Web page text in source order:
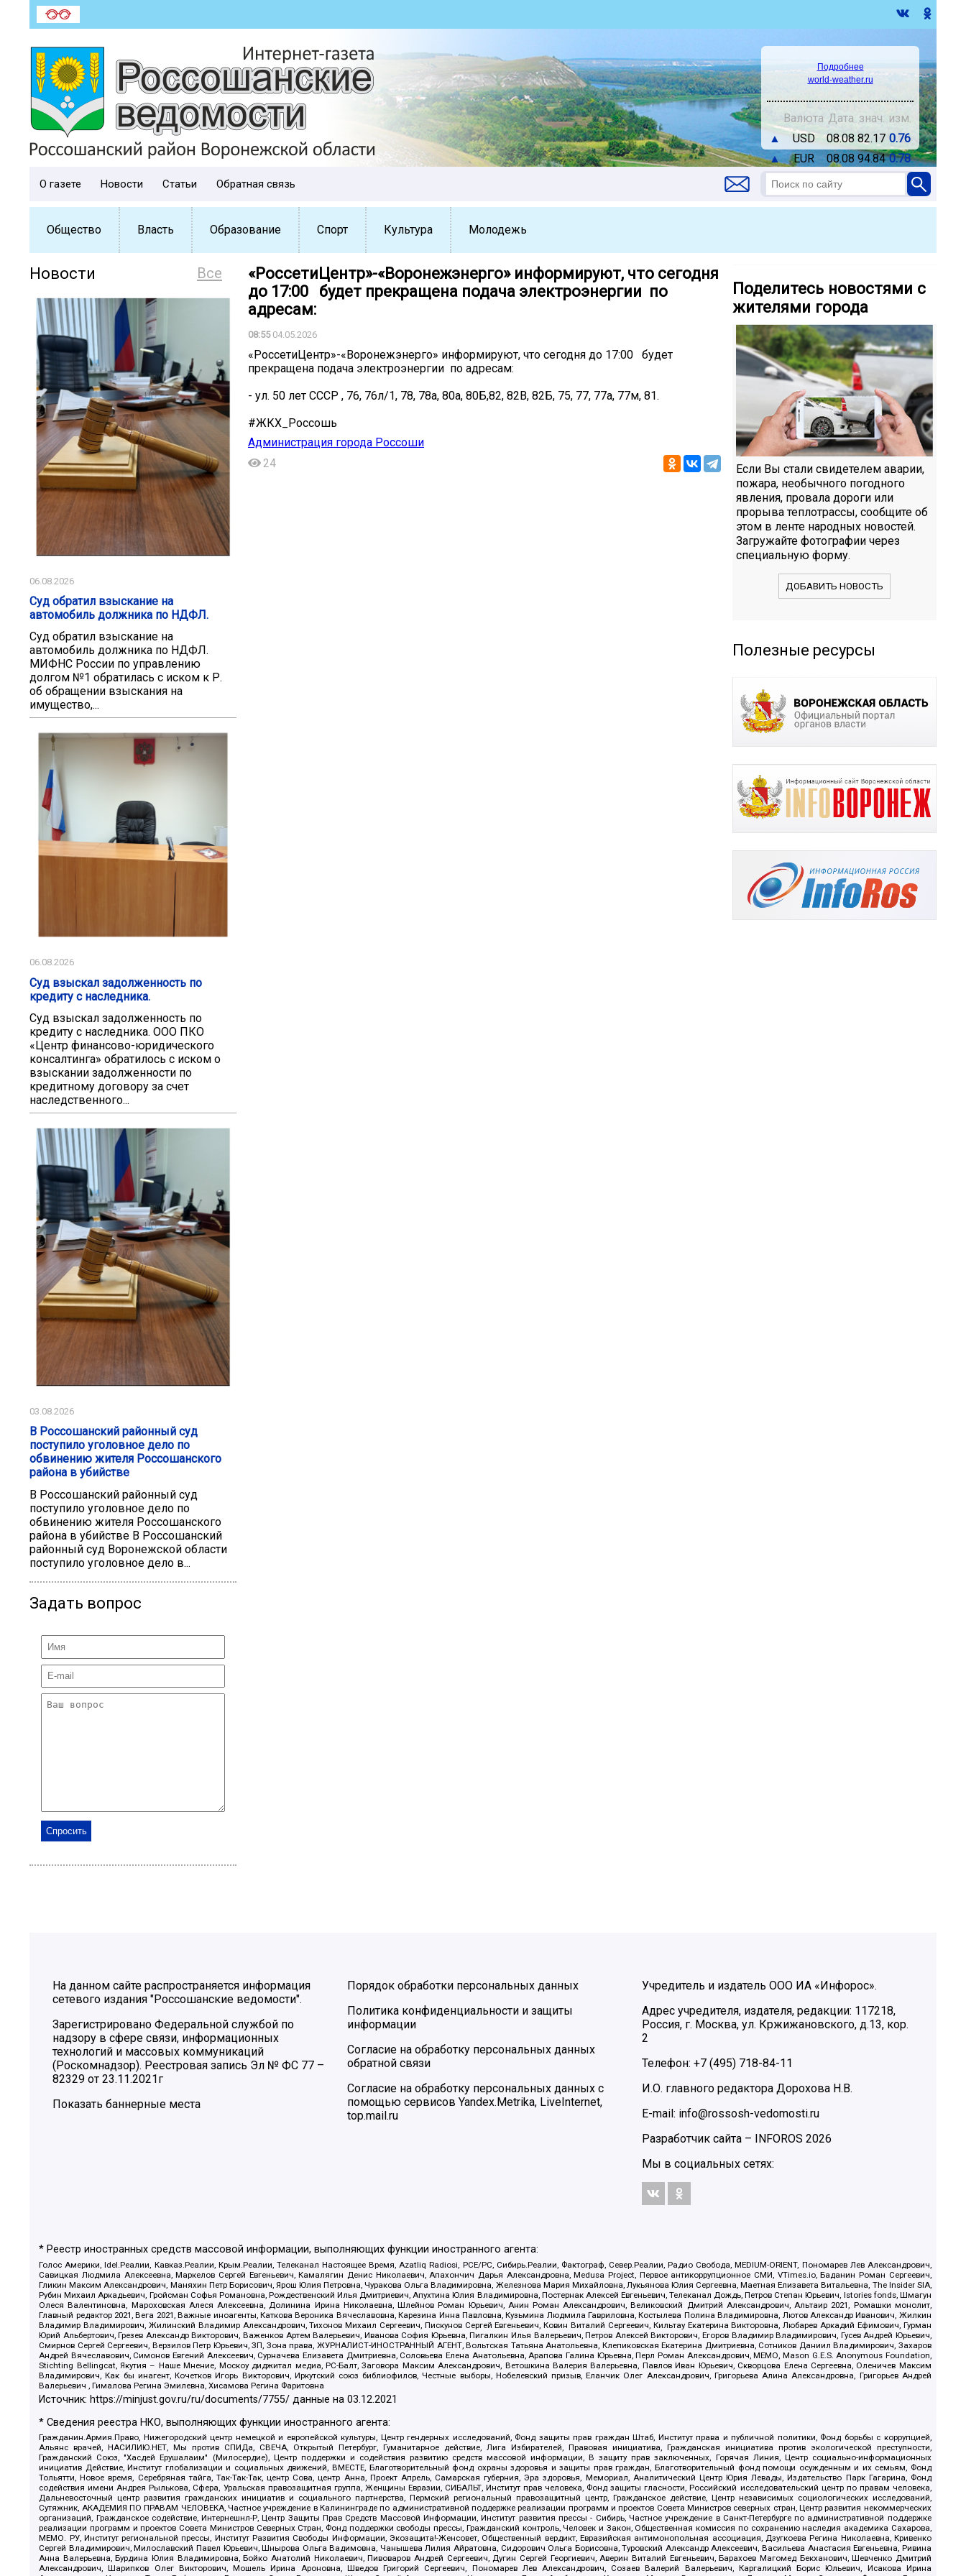
Подробнее
world-weather.ru
Валюта Дата знач. изм.
▲
USD 08.08 82.17 0.76
▲
EUR 08.08 94.84 0.78
О газете Новости Статьи Обратная связь
Общество Власть Образование Спорт Культура Молодежь
Все
Новости
06.08.2026
Суд обратил взыскание на
автомобиль должника по НДФЛ.
Суд обратил взыскание на
автомобиль должника по НДФЛ.
МИФНС России по управлению
долгом №1 обратилась с иском к Р.
об обращении взыскания на
имущество,...
06.08.2026
Суд взыскал задолженность по
кредиту с наследника.
Суд взыскал задолженность по
кредиту с наследника. ООО ПКО
«Центр финансово-юридического
консалтинга» обратилось с иском о
взыскании задолженности по
кредитному договору за счет
наследственного...
03.08.2026
В Россошанский районный суд
поступило уголовное дело по
обвинению жителя Россошанского
района в убийстве
В Россошанский районный суд
поступило уголовное дело по
обвинению жителя Россошанского
района в убийстве В Россошанский
районный суд Воронежской области
поступило уголовное дело в...
Задать вопрос
«РоссетиЦентр»-«Воронежэнерго» информируют, что сегодня
до 17:00 будет прекращена подача электроэнергии по
адресам:
08:5504.05.2026
«РоссетиЦентр»-«Воронежэнерго» информируют, что сегодня до 17:00 будет
прекращена подача электроэнергии по адресам:
- ул. 50 лет СССР , 76, 76л/1, 78, 78а, 80а, 80Б,82, 82В, 82Б, 75, 77, 77а, 77м, 81.
#ЖКХ_Россошь
Администрация города Россоши
24
Поделитесь новостями с
жителями города
Если Вы стали свидетелем аварии,
пожара, необычного погодного
явления, провала дороги или
прорыва теплотрассы, сообщите об
этом в ленте народных новостей.
Загружайте фотографии через
специальную форму.
ДОБАВИТЬ НОВОСТЬ
Полезные ресурсы
На данном сайте распространяется информация
сетевого издания "Россошанские ведомости".
Зарегистрировано Федеральной службой по
надзору в сфере связи, информационных
технологий и массовых коммуникаций
(Роскомнадзор). Реестровая запись Эл № ФС 77 –
82329 от 23.11.2021г
Показать баннерные места
Порядок обработки персональных данных
Политика конфиденциальности и защиты
информации
Согласие на обработку персональных данных
обратной связи
Согласие на обработку персональных данных с
помощью сервисов Yandex.Metrika, LiveInternet,
top.mail.ru
Учредитель и издатель ООО ИА «Инфорос».
Адрес учредителя, издателя, редакции: 117218,
Россия, г. Москва, ул. Кржижановского, д.13, кор.
2
Телефон: +7 (495) 718-84-11
И.О. главного редактора Дорохова Н.В.
E-mail: info@rossosh-vedomosti.ru
Разработчик сайта – INFOROS 2026
Мы в социальных сетях:
* Реестр иностранных средств массовой информации, выполняющих функции иностранного агента:
Голос Америки, Idel.Реалии, Кавказ.Реалии, Крым.Реалии, Телеканал Настоящее Время, Azatliq Radiosi, PCE/PC, Сибирь.Реалии, Фактограф, Север.Реалии, Радио Свобода, MEDIUM-ORIENT, Пономарев Лев Александрович,
Савицкая Людмила Алексеевна, Маркелов Сергей Евгеньевич, Камалягин Денис Николаевич, Апахончич Дарья Александровна, Medusa Project, Первое антикоррупционное СМИ, VTimes.io, Баданин Роман Сергеевич,
Гликин Максим Александрович, Маняхин Петр Борисович, Ярош Юлия Петровна, Чуракова Ольга Владимировна, Железнова Мария Михайловна, Лукьянова Юлия Сергеевна, Маетная Елизавета Витальевна, The Insider SIA,
Рубин Михаил Аркадьевич, Гройсман Софья Романовна, Рождественский Илья Дмитриевич, Апухтина Юлия Владимировна, Постернак Алексей Евгеньевич, Телеканал Дождь, Петров Степан Юрьевич, Istories fonds, Шмагун
Олеся Валентиновна, Мароховская Алеся Алексеевна, Долинина Ирина Николаевна, Шлейнов Роман Юрьевич, Анин Роман Александрович, Великовский Дмитрий Александрович, Альтаир 2021, Ромашки монолит,
Главный редактор 2021, Вега 2021, Важные иноагенты, Каткова Вероника Вячеславовна, Карезина Инна Павловна, Кузьмина Людмила Гавриловна, Костылева Полина Владимировна, Лютов Александр Иванович, Жилкин
Владимир Владимирович, Жилинский Владимир Александрович, Тихонов Михаил Сергеевич, Пискунов Сергей Евгеньевич, Ковин Виталий Сергеевич, Кильтау Екатерина Викторовна, Любарев Аркадий Ефимович, Гурман
Юрий Альбертович, Грезев Александр Викторович, Важенков Артем Валерьевич, Иванова София Юрьевна, Пигалкин Илья Валерьевич, Петров Алексей Викторович, Егоров Владимир Владимирович, Гусев Андрей Юрьевич,
Смирнов Сергей Сергеевич, Верзилов Петр Юрьевич, ЗП, Зона права, ЖУРНАЛИСТ-ИНОСТРАННЫЙ АГЕНТ, Вольтская Татьяна Анатольевна, Клепиковская Екатерина Дмитриевна, Сотников Даниил Владимирович, Захаров
Андрей Вячеславович, Симонов Евгений Алексеевич, Сурначева Елизавета Дмитриевна, Соловьева Елена Анатольевна, Арапова Галина Юрьевна, Перл Роман Александрович, МЕМО, Mason G.E.S. Anonymous Foundation,
Stichting Bellingcat, Якутия – Наше Мнение, Москоу диджитал медиа, РС-Балт, Заговора Максим Александрович, Ветошкина Валерия Валерьевна, Павлов Иван Юрьевич, Скворцова Елена Сергеевна, Оленичев Максим
Владимирович, Как бы инагент, Кочетков Игорь Викторович, Иркутский союз библиофилов, Честные выборы, Нобелевский призыв, Еланчик Олег Александрович, Григорьева Алина Александровна, Григорьев Андрей
Валерьевич , Гималова Регина Эмилевна, Хисамова Регина Фаритовна
Источник: https://minjust.gov.ru/ru/documents/7755/ данные на03.12.2021
* Сведения реестра НКО, выполняющих функции иностранного агента:
Гражданин.Армия.Право, Нижегородский центр немецкой и европейской культуры, Центр гендерных исследований, Фонд защиты прав граждан Штаб, Институт права и публичной политики, Фонд борьбы с коррупцией,
Альянс врачей, НАСИЛИЮ.НЕТ, Мы против СПИДа, СВЕЧА, Открытый Петербург, Гуманитарное действие, Лига Избирателей, Правовая инициатива, Гражданская инициатива против экологической преступности,
Гражданский Союз, "Хасдей Ерушалаим" (Милосердие), Центр поддержки и содействия развитию средств массовой информации, В защиту прав заключенных, Горячая Линия, Центр социально-информационных
инициатив Действие, Институт глобализации и социальных движений, ВМЕСТЕ, Благотворительный фонд охраны здоровья и защиты прав граждан, Благотворительный фонд помощи осужденным и их семьям, Фонд
Тольятти, Новое время, Серебряная тайга, Так-Так-Так, центр Сова, центр Анна, Проект Апрель, Самарская губерния, Эра здоровья, Мемориал, Аналитический Центр Юрия Левады, Издательство Парк Гагарина, Фонд
содействия имени Андрея Рылькова, Сфера, Уральская правозащитная группа, Женщины Евразии, СИБАЛЬТ, Институт прав человека, Фонд защиты гласности, Российский исследовательский центр по правам человека,
Дальневосточный центр развития гражданских инициатив и социального партнерства, Пермский региональный правозащитный центр, Гражданское действие, Центр независимых социологических исследований,
Сутяжник, АКАДЕМИЯ ПО ПРАВАМ ЧЕЛОВЕКА, Частное учреждение в Калининграде по административной поддержке реализации программ и проектов Совета Министров северных стран, Центр развития некоммерческих
организаций, Гражданское содействие, Интернешнл-Р, Центр Защиты Прав Средств Массовой Информации, Институт развития прессы - Сибирь, Частное учреждение в Санкт-Петербурге по административной поддержке
реализации программ и проектов Совета Министров Северных Стран, Фонд поддержки свободы прессы, Гражданский контроль, Человек и Закон, Общественная комиссия по сохранению наследия академика Сахарова,
МЕМО. РУ, Институт региональной прессы, Институт Развития Свободы Информации, Экозащита!-Женсовет, Общественный вердикт, Евразийская антимонопольная ассоциация, Дзугкоева Регина Николаевна, Кривенко
Сергей Владимирович, Милославский Павел Юрьевич, Шнырова Ольга Вадимовна, Чанышева Лилия Айратовна, Сидорович Ольга Борисовна, Туровский Александр Алексеевич, Васильева Анастасия Евгеньевна, Ривина
Анна Валерьевна, Бурдина Юлия Владимировна, Бойко Анатолий Николаевич, Пивоваров Андрей Сергеевич, Дугин Сергей Георгиевич, Аверин Виталий Евгеньевич, Барахоев Магомед Бекханович, Шевченко Дмитрий
Александрович, Шарипков Олег Викторович, Мошель Ирина Ароновна, Шведов Григорий Сергеевич, Пономарев Лев Александрович, Созаев Валерий Валерьевич, Каргалицкий Борис Юльевич, Исакова Ирина